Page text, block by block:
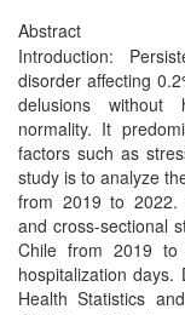
Abstract
Introduction:
disorder affecting
delusions without
normality. It
factors such as
study is to analyze
from 2019 to 2022.
and cross-sectional
Chile from 2019 to
hospitalization
Health Statistics